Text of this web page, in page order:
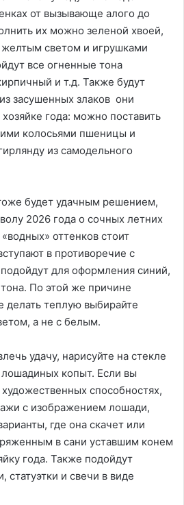
от вызывающе алого до
их можно зеленой хвоей,
светом и игрушками
все огненные тона
и т.д. Также будут
засушенных злаков они
года: можно поставить
колосьями пшеницы и
из самодельного
будет удачным решением,
2026 года о сочных летних
оттенков стоит
в противоречие с
для оформления синий,
По этой же причине
делать теплую выбирайте
а не с белым.
удачу, нарисуйте на стекле
копыт. Если вы
способностях,
с изображением лошади,
где она скачет или
в сани уставшим конем
года. Также подойдут
статуэтки и свечи в виде